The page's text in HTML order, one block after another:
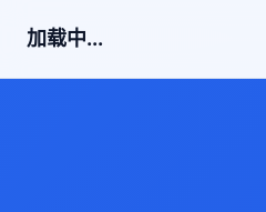
加载中...